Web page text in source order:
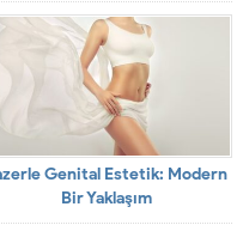
Genital Estetik: Modern
Bir Yaklaşım